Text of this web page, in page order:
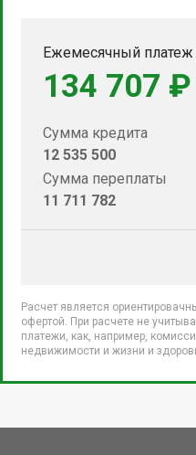
Ежемесячный платеж
134 707 ₽
Сумма кредита
12 535 500
Сумма переплаты
11 711 782
Расчет является
офертой. При расчете не
платежи, как, например,
недвижимости и жизни и